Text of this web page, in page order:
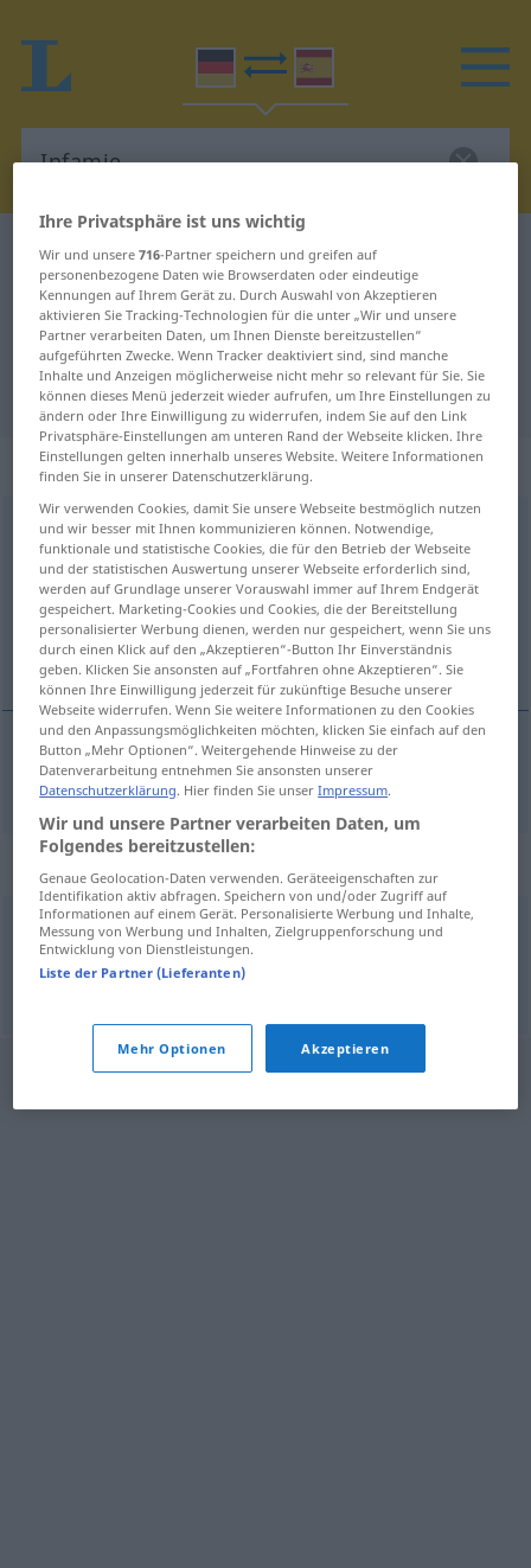
Deutsch-Spanisch Wörterbuch Infamie
Deutsch-Spanisch Übersetzung für
"Infamie"
"Infamie" Spanisch Übersetzung
„Infamie“: Femininum
Infamief <Infamie;Infamien>
Übersicht aller Übersetzungen
(Für mehr Details die Übersetzung anklicken/antippen)
infamia
infamiaf Infamie
Synonyme für "Infamie"
Niedertracht,Bösartigkeit,Heimtücke
Ihre Privatsphäre ist uns wichtig
Wir und unsere716-Partner speichern und greifen auf
personenbezogene Daten wie Browserdaten oder eindeutige
Kennungen auf Ihrem Gerät zu. Durch Auswahl von Akzeptieren
aktivieren Sie Tracking-Technologien für die unter „Wir und unsere
Partner verarbeiten Daten, um Ihnen Dienste bereitzustellen“
aufgeführten Zwecke. Wenn Tracker deaktiviert sind, sind manche
Inhalte und Anzeigen möglicherweise nicht mehr so relevant für Sie. Sie
können dieses Menü jederzeit wieder aufrufen, um Ihre Einstellungen zu
ändern oder Ihre Einwilligung zu widerrufen, indem Sie auf den Link
Privatsphäre-Einstellungen am unteren Rand der Webseite klicken. Ihre
Einstellungen gelten innerhalb unseres Website. Weitere Informationen
finden Sie in unserer Datenschutzerklärung.
Wir verwenden Cookies, damit Sie unsere Webseite bestmöglich nutzen
und wir besser mit Ihnen kommunizieren können. Notwendige,
funktionale und statistische Cookies, die für den Betrieb der Webseite
und der statistischen Auswertung unserer Webseite erforderlich sind,
werden auf Grundlage unserer Vorauswahl immer auf Ihrem Endgerät
gespeichert. Marketing-Cookies und Cookies, die der Bereitstellung
personalisierter Werbung dienen, werden nur gespeichert, wenn Sie uns
durch einen Klick auf den „Akzeptieren“-Button Ihr Einverständnis
geben. Klicken Sie ansonsten auf „Fortfahren ohne Akzeptieren“. Sie
können Ihre Einwilligung jederzeit für zukünftige Besuche unserer
Webseite widerrufen. Wenn Sie weitere Informationen zu den Cookies
und den Anpassungsmöglichkeiten möchten, klicken Sie einfach auf den
Button „Mehr Optionen“. Weitergehende Hinweise zu der
Datenverarbeitung entnehmen Sie ansonsten unserer
Datenschutzerklärung. Hier finden Sie unserImpressum.
Wir und unsere Partner verarbeiten Daten, um
Folgendes bereitzustellen:
Genaue Geolocation-Daten verwenden. Geräteeigenschaften zur
Identifikation aktiv abfragen. Speichern von und/oder Zugriff auf
Informationen auf einem Gerät. Personalisierte Werbung und Inhalte,
Messung von Werbung und Inhalten, Zielgruppenforschung und
Entwicklung von Dienstleistungen.
Liste der Partner (Lieferanten)
Mehr Optionen Akzeptieren